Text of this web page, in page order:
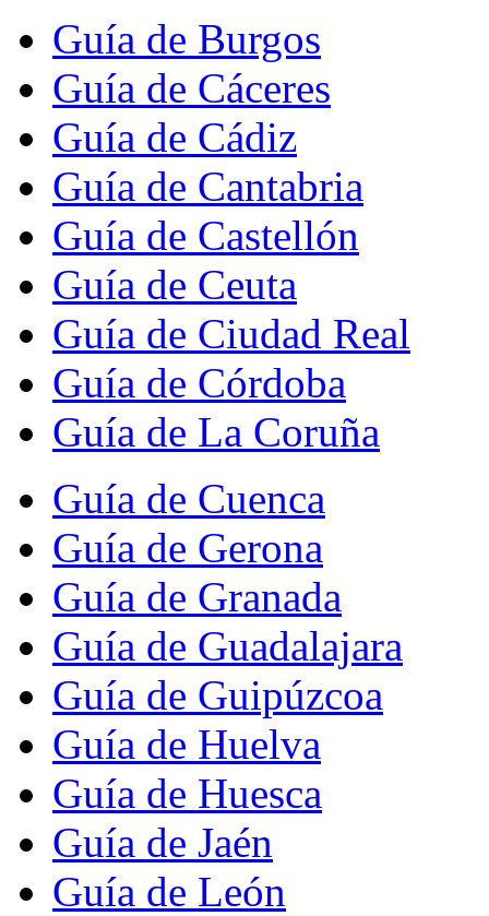
Guía de Burgos
Guía de Cáceres
Guía de Cádiz
Guía de Cantabria
Guía de Castellón
Guía de Ceuta
Guía de Ciudad Real
Guía de Córdoba
Guía de La Coruña
Guía de Cuenca
Guía de Gerona
Guía de Granada
Guía de Guadalajara
Guía de Guipúzcoa
Guía de Huelva
Guía de Huesca
Guía de Jaén
Guía de León